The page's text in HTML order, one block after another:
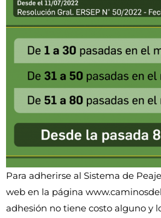
Para adherirse al Sistema de
web en la página
adhesión no tiene costo alguno y